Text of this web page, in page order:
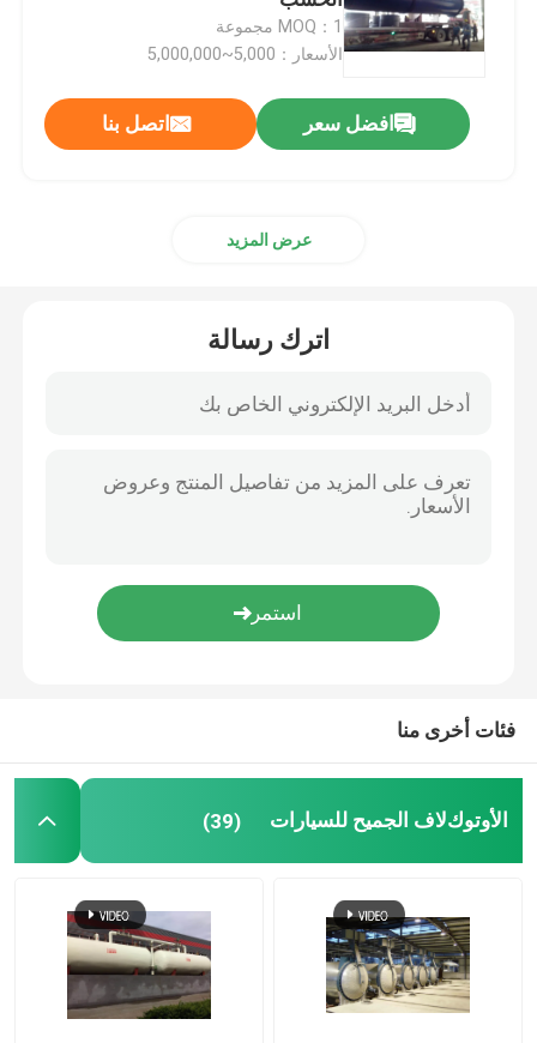
يفلكن محمّ موصد
منتجات ألياف الكربون
أجزاء مركب الكربون
مبادل حراري كيميائي
النفط أطلقت المراجل البخارية
العمود الكيميائي
خزانات تخزين المواد الكيميائية
MOQ：1 مجموعة
الأسعار：5,000~5,000,000
افضل سعر اتصل بنا
عرض المزيد
اترك رسالة
فئات أخرى منا
اﻷوتوكﻻف الجميح للسيارات (39)